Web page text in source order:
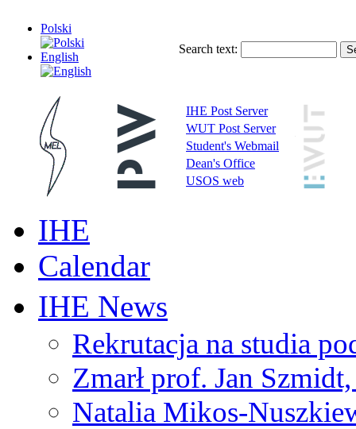
Polski
English
Search text:
IHE Post Server
WUT Post Server
Student's Webmail
Dean's Office
USOS web
IHE
Calendar
IHE News
Rekrutacja na studia
Zmarł prof. Jan
Natalia Mikos-